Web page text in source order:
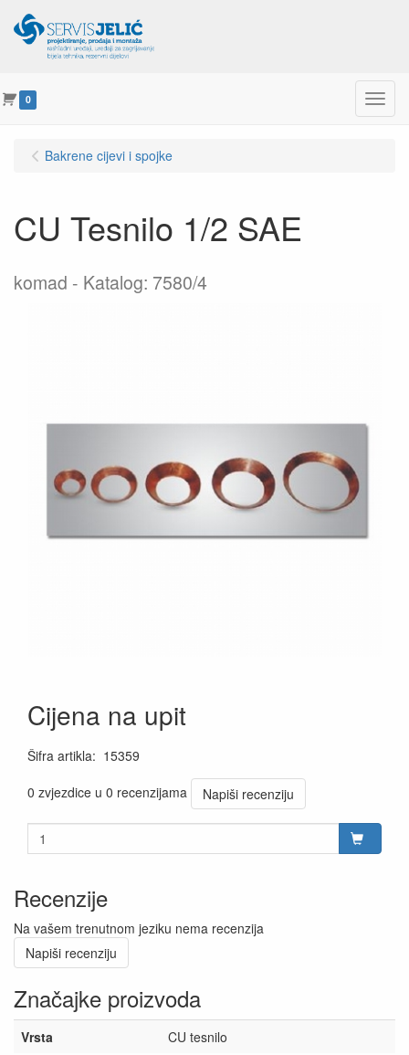
0 Menu
Bakrene cijevi i spojke
CU Tesnilo 1/2 SAE
komad Katalog: 7580/4
Cijena na upit
Šifra artikla: 15359
0 zvjezdice u 0 recenzijama
Napiši recenziju
Recenzije
Na vašem trenutnom jeziku nema recenzija
Napiši recenziju
Značajke proizvoda
Vrsta CU tesnilo